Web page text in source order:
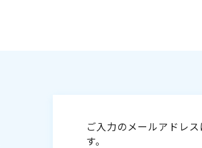
ご入力のメールアドレ
す。